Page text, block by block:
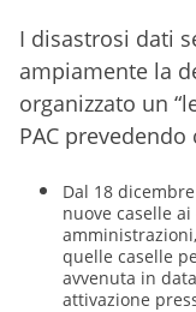
I disastrosi dati
ampiamente la
organizzato un
PAC prevedendo
Dal 18
nuove caselle
quelle caselle
avvenuta in
attivazione